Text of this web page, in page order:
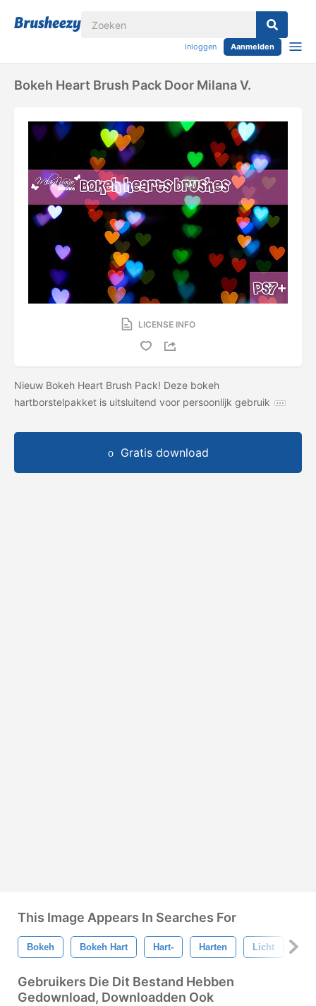
Inloggen Aanmelden
Bokeh Heart Brush Pack Door Milana V.
LICENSE INFO
Nieuw Bokeh Heart Brush Pack! Deze bokeh
hartborstelpakket is uitsluitend voor persoonlijk gebruik
Gratis download
This Image Appears In Searches For
Bokeh Bokeh Hart Hart- Harten Licht
Gebruikers Die Dit Bestand Hebben
Gedownload, Downloadden Ook